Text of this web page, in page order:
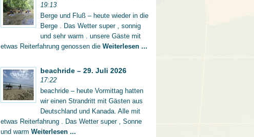
19:13
Berge und Fluß – heute wieder in die
Berge . Das Wetter super , sonnig
und sehr warm . unsere Gäste mit
etwas Reiterfahrung genossen die Weiterlesen ...
beachride – 29. Juli 2026
17:22
beachride – heute Vormittag hatten
wir einen Strandritt mit Gästen aus
Deutschland und Kanada. Alle mit
etwas Reiterfahrung . Das Wetter super , Sonne
und warm Weiterlesen ...